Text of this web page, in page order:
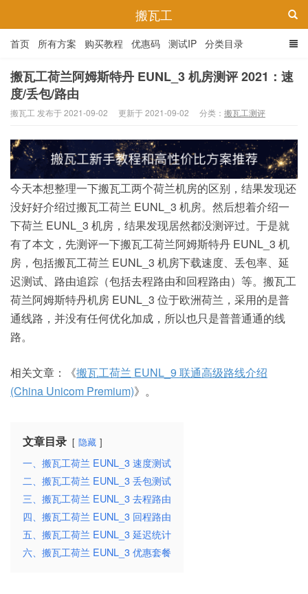
搬瓦工
首页 所有方案 购买教程 优惠码 测试IP 分类目录
搬瓦工荷兰阿姆斯特丹 EUNL_3 机房测评 2021：速
度/丢包/路由
搬瓦工 发布于 2021-09-02 更新于 2021-09-02 分类： 搬瓦工测评
今天本想整理一下搬瓦工两个荷兰机房的区别，结果发现还
没好好介绍过搬瓦工荷兰 EUNL_3 机房。然后想着介绍一
下荷兰 EUNL_3 机房，结果发现居然都没测评过。于是就
有了本文，先测评一下搬瓦工荷兰阿姆斯特丹 EUNL_3 机
房，包括搬瓦工荷兰 EUNL_3 机房下载速度、丢包率、延
迟测试、路由追踪（包括去程路由和回程路由）等。搬瓦工
荷兰阿姆斯特丹机房 EUNL_3 位于欧洲荷兰，采用的是普
通线路，并没有任何优化加成，所以也只是普普通通的线
路。
相关文章：《搬瓦工荷兰 EUNL_9 联通高级路线介绍
(China Unicom Premium)》。
文章目录 隐藏
一、搬瓦工荷兰 EUNL_3 速度测试
二、搬瓦工荷兰 EUNL_3 丢包测试
三、搬瓦工荷兰 EUNL_3 去程路由
四、搬瓦工荷兰 EUNL_3 回程路由
五、搬瓦工荷兰 EUNL_3 延迟统计
六、搬瓦工荷兰 EUNL_3 优惠套餐